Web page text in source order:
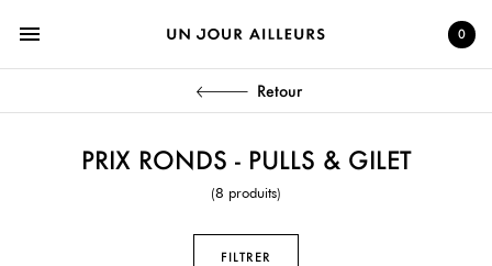
menu 0
Retour
PRIX RONDS - PULLS & GILET
(8 produits)
FILTRER